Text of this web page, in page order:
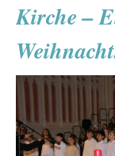
Kirche –